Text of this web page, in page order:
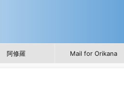
阿修羅 Mail for Orikana